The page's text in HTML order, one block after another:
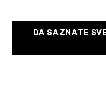
DA SAZNATE